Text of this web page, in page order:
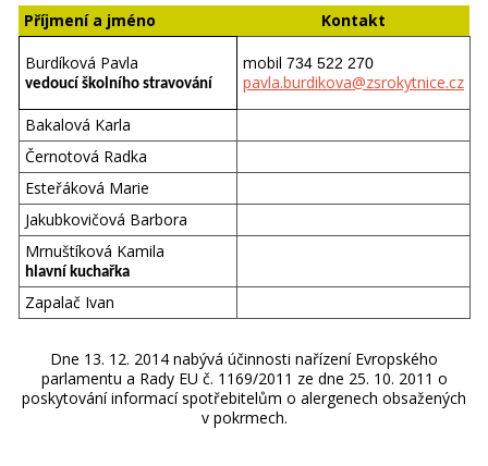
Příjmení a jméno Kontakt
Burdíková Pavla
vedoucí školního stravování
mobil 734 522 270
pavla.burdikova@zsrokytnice.cz
Bakalová Karla
Černotová Radka
Esteřáková Marie
Jakubkovičová Barbora
Mrnuštíková Kamila
hlavní kuchařka
Zapalač Ivan
Dne 13. 12. 2014 nabývá účinnosti nařízení Evropského
parlamentu a Rady EU č. 1169/2011 ze dne 25. 10. 2011 o
poskytování informací spotřebitelům o alergenech obsažených
v pokrmech.